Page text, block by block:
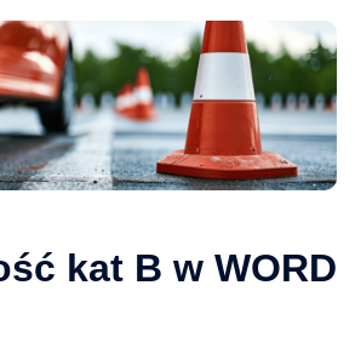
kat B w WORD